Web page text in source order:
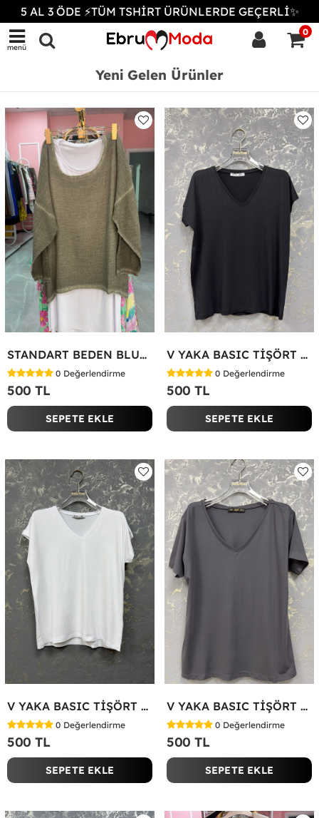
5 AL 3 ÖDE ⚡TÜM TSHİRT ÜRÜNLERDE GEÇERLİ✨
menü
0
Yeni Gelen Ürünler
STANDART BEDEN BLUZ Yeşil
0 Değerlendirme
500 TL
SEPETE EKLE
V YAKA BASIC TİŞÖRT Siyah
0 Değerlendirme
500 TL
SEPETE EKLE
V YAKA BASIC TİŞÖRT Beyaz
0 Değerlendirme
500 TL
SEPETE EKLE
V YAKA BASIC TİŞÖRT Antrasit
0 Değerlendirme
500 TL
SEPETE EKLE